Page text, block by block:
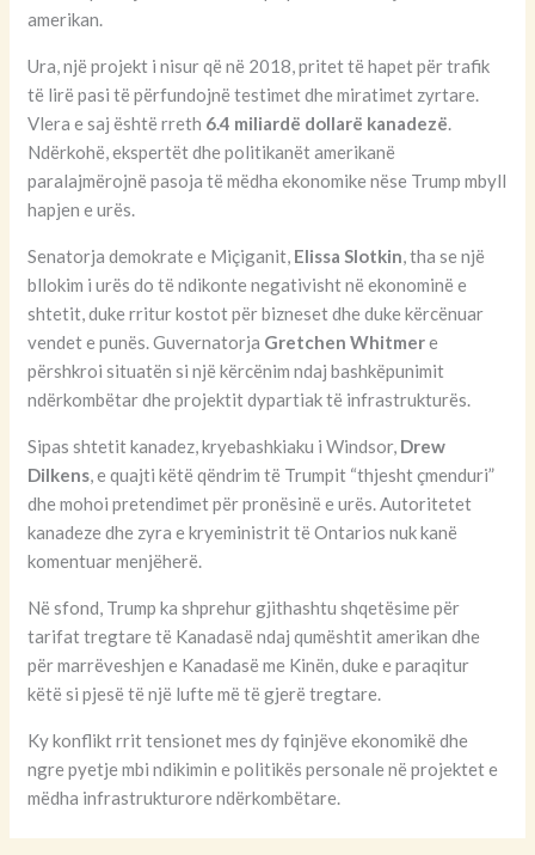
amerikan.
Ura, një projekt i nisur që në 2018, pritet të hapet për trafik
të lirë pasi të përfundojnë testimet dhe miratimet zyrtare.
Vlera e saj është rreth 6.4 miliardë dollarë kanadezë.
Ndërkohë, ekspertët dhe politikanët amerikanë
paralajmërojnë pasoja të mëdha ekonomike nëse Trump mbyll
hapjen e urës.
Senatorja demokrate e Miçiganit, Elissa Slotkin, tha se një
bllokim i urës do të ndikonte negativisht në ekonominë e
shtetit, duke rritur kostot për bizneset dhe duke kërcënuar
vendet e punës. Guvernatorja Gretchen Whitmere
përshkroi situatën si një kërcënim ndaj bashkëpunimit
ndërkombëtar dhe projektit dypartiak të infrastrukturës.
Sipas shtetit kanadez, kryebashkiaku i Windsor, Drew
Dilkens, e quajti këtë qëndrim të Trumpit “thjesht çmenduri”
dhe mohoi pretendimet për pronësinë e urës. Autoritetet
kanadeze dhe zyra e kryeministrit të Ontarios nuk kanë
komentuar menjëherë.
Në sfond, Trump ka shprehur gjithashtu shqetësime për
tarifat tregtare të Kanadasë ndaj qumështit amerikan dhe
për marrëveshjen e Kanadasë me Kinën, duke e paraqitur
këtë si pjesë të një lufte më të gjerë tregtare.
Ky konflikt rrit tensionet mes dy fqinjëve ekonomikë dhe
ngre pyetje mbi ndikimin e politikës personale në projektet e
mëdha infrastrukturore ndërkombëtare.